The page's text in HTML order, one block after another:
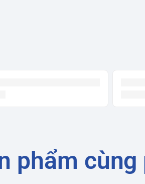
năng chống xoắn và chịu nhiệt tốt,
phẩm